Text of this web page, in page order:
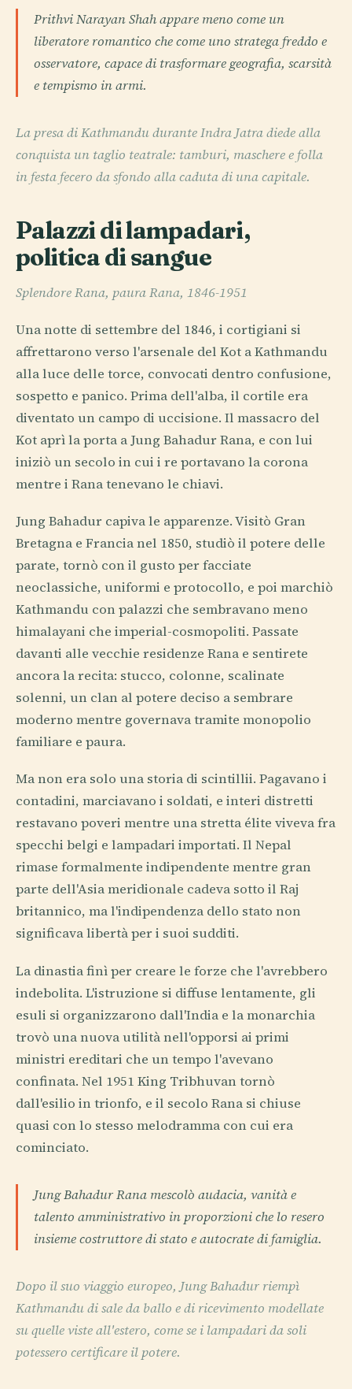
Prithvi Narayan Shah appare meno come un
liberatore romantico che come uno stratega freddo e
osservatore, capace di trasformare geografia, scarsità
e tempismo in armi.
La presa di Kathmandu durante Indra Jatra diede alla
conquista un taglio teatrale: tamburi, maschere e folla
in festa fecero da sfondo alla caduta di una capitale.
Palazzi di lampadari,
politica di sangue
Splendore Rana, paura Rana, 1846-1951
Una notte di settembre del 1846, i cortigiani si
affrettarono verso l'arsenale del Kot a Kathmandu
alla luce delle torce, convocati dentro confusione,
sospetto e panico. Prima dell'alba, il cortile era
diventato un campo di uccisione. Il massacro del
Kot aprì la porta a Jung Bahadur Rana, e con lui
iniziò un secolo in cui i re portavano la corona
mentre i Rana tenevano le chiavi.
Jung Bahadur capiva le apparenze. Visitò Gran
Bretagna e Francia nel 1850, studiò il potere delle
parate, tornò con il gusto per facciate
neoclassiche, uniformi e protocollo, e poi marchiò
Kathmandu con palazzi che sembravano meno
himalayani che imperial-cosmopoliti. Passate
davanti alle vecchie residenze Rana e sentirete
ancora la recita: stucco, colonne, scalinate
solenni, un clan al potere deciso a sembrare
moderno mentre governava tramite monopolio
familiare e paura.
Ma non era solo una storia di scintillii. Pagavano i
contadini, marciavano i soldati, e interi distretti
restavano poveri mentre una stretta élite viveva fra
specchi belgi e lampadari importati. Il Nepal
rimase formalmente indipendente mentre gran
parte dell'Asia meridionale cadeva sotto il Raj
britannico, ma l'indipendenza dello stato non
significava libertà per i suoi sudditi.
La dinastia finì per creare le forze che l'avrebbero
indebolita. L'istruzione si diffuse lentamente, gli
esuli si organizzarono dall'India e la monarchia
trovò una nuova utilità nell'opporsi ai primi
ministri ereditari che un tempo l'avevano
confinata. Nel 1951 King Tribhuvan tornò
dall'esilio in trionfo, e il secolo Rana si chiuse
quasi con lo stesso melodramma con cui era
cominciato.
Jung Bahadur Rana mescolò audacia, vanità e
talento amministrativo in proporzioni che lo resero
insieme costruttore di stato e autocrate di famiglia.
Dopo il suo viaggio europeo, Jung Bahadur riempì
Kathmandu di sale da ballo e di ricevimento modellate
su quelle viste all'estero, come se i lampadari da soli
potessero certificare il potere.